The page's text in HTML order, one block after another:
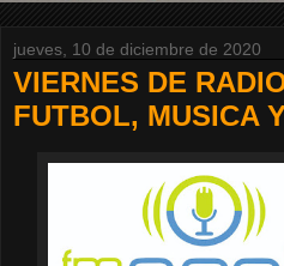
jueves, 10 de diciembre de 2020
VIERNES DE
FUTBOL, MUSICA